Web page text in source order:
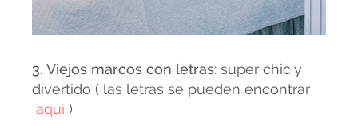
3. Viejos marcos con letras: super chic y
divertido ( las letras se pueden encontrar
aquí )